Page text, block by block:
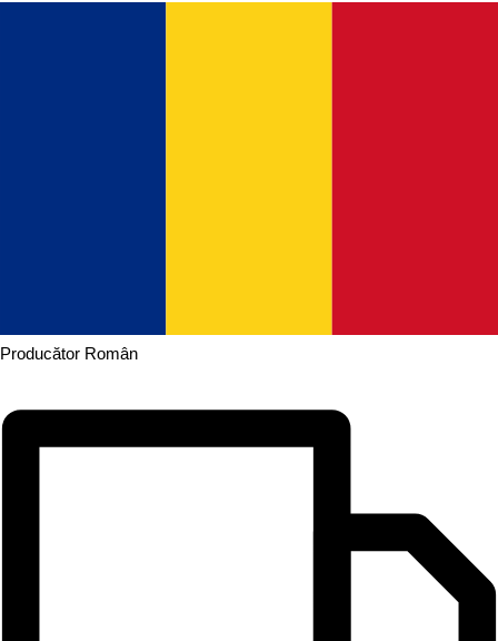
Producător Român